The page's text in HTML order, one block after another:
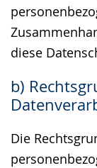
diese
b)
Die